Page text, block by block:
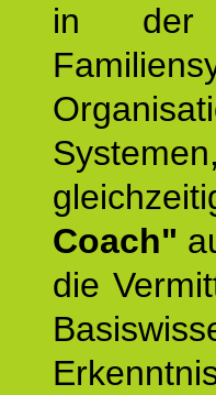
in der
Coach"
die